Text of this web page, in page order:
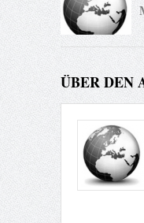
ÜBER DEN